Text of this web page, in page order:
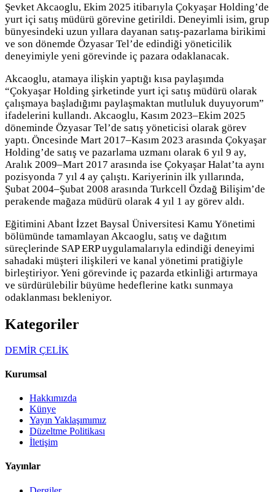
Şevket Akcaoglu, Ekim 2025 itibarıyla Çokyaşar Holding’de
yurt içi satış müdürü görevine getirildi. Deneyimli isim, grup
bünyesindeki uzun yıllara dayanan satış-pazarlama birikimi
ve son dönemde Özyasar Tel’de edindiği yöneticilik
deneyimiyle yeni görevinde iç pazara odaklanacak.
Akcaoglu, atamaya ilişkin yaptığı kısa paylaşımda
“Çokyaşar Holding şirketinde yurt içi satış müdürü olarak
çalışmaya başladığımı paylaşmaktan mutluluk duyuyorum”
ifadelerini kullandı. Akcaoglu, Kasım 2023–Ekim 2025
döneminde Özyasar Tel’de satış yöneticisi olarak görev
yaptı. Öncesinde Mart 2017–Kasım 2023 arasında Çokyaşar
Holding’de satış ve pazarlama uzmanı olarak 6 yıl 9 ay,
Aralık 2009–Mart 2017 arasında ise Çokyaşar Halat’ta aynı
pozisyonda 7 yıl 4 ay çalıştı. Kariyerinin ilk yıllarında,
Şubat 2004–Şubat 2008 arasında Turkcell Özdağ Bilişim’de
perakende mağaza müdürü olarak 4 yıl 1 ay görev aldı.
Eğitimini Abant İzzet Baysal Üniversitesi Kamu Yönetimi
bölümünde tamamlayan Akcaoglu, satış ve dağıtım
süreçlerinde SAP ERP uygulamalarıyla edindiği deneyimi
sahadaki müşteri ilişkileri ve kanal yönetimi pratiğiyle
birleştiriyor. Yeni görevinde iç pazarda etkinliği artırmaya
ve sürdürülebilir büyüme hedeflerine katkı sunmaya
odaklanması bekleniyor.
Kategoriler
DEMİR ÇELİK
Kurumsal
Hakkımızda
Künye
Yayın Yaklaşımımız
Düzeltme Politikası
İletişim
Yayınlar